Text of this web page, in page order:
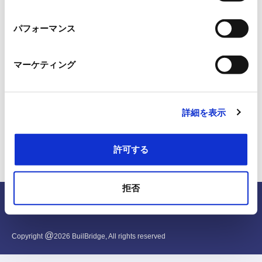
パフォーマンス
マーケティング
詳細を表示
許可する
拒否
English
Copyright @2026 BuilBridge, All rights reserved